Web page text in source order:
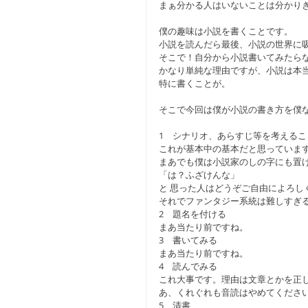
まぁ分かる人はいないことは分かり
僕の趣味は小説を書くことです。
小説を読んだら最後、小説の世界に
そこで！自分から小説書いてみたら
かなり単純な理由ですが、小説は本
特に書くことが。
そこで今回は僕が小説の書き方を僕
1　シナリオ、あらすじ等を考える
これが基本中の基本だと思っていま
まあでも僕は小説家のしの字にも置
「は？ふざけんな」
と 思った人はどうぞご自由によろ
それでファンタジー系統は難しすぎ
2　題名を付ける
まあ当たり前ですね。
3　書いてみる
まあ当たり前ですね。
4　読んでみる
これ大事です。理由は文章とかを正
あ、くれぐれも音読はやめてくだ
5　清書